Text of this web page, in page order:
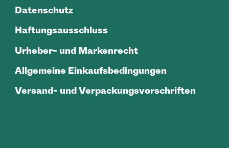
Datenschutz
Haftungsausschluss
Urheber- und Markenrecht
Allgemeine Einkaufsbedingungen
Versand- und Verpackungsvorschriften